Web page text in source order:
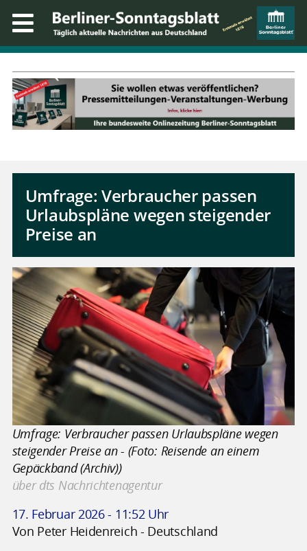
Umfrage: Verbraucher passen
Urlaubspläne wegen steigender
Preise an
Umfrage: Verbraucher passen Urlaubspläne wegen
steigender Preise an - (Foto: Reisende an einem
Gepäckband (Archiv))
über dts Nachrichtenagentur
17. Februar 2026 - 11:52 Uhr
Von Peter Heidenreich - Deutschland